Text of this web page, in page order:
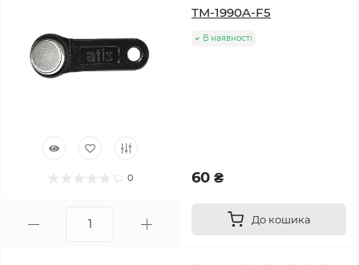
0
TM-1990A-F5
В наявності
60 ₴
До кошика